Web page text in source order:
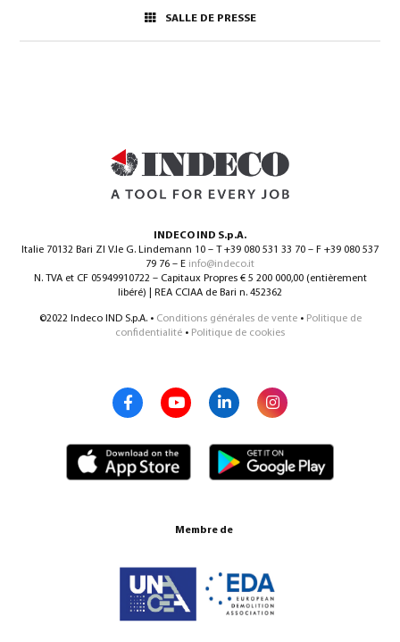
SALLE DE PRESSE
INDECO IND S.p.A.
Italie 70132 Bari ZI V.le G. Lindemann 10 – T +39 080 531 33 70 – F +39 080 537
79 76 – E info@indeco.it
N. TVA et CF 05949910722 – Capitaux Propres € 5 200 000,00 (entièrement
libéré) | REA CCIAA de Bari n. 452362
©2022 Indeco IND S.p.A. • Conditions générales de vente• Politique de
confidentialité • Politique de cookies
Membre de